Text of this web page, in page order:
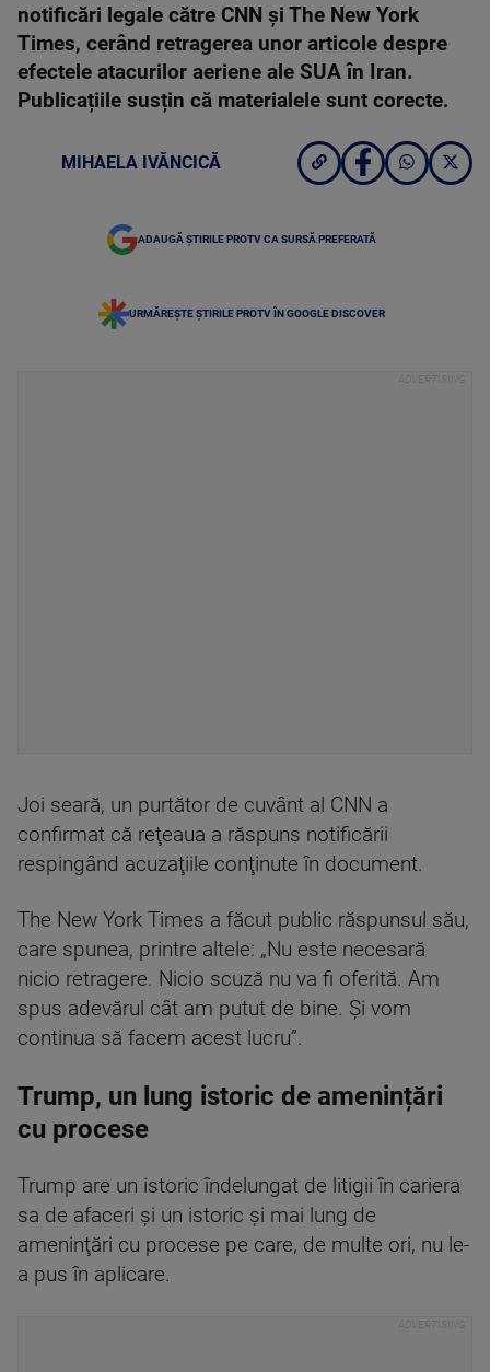
notificări legale către CNN și The New York
Times, cerând retragerea unor articole despre
efectele atacurilor aeriene ale SUA în Iran.
Publicațiile susțin că materialele sunt corecte.
MIHAELA IVĂNCICĂ
ADAUGĂ ȘTIRILE PROTV CA SURSĂ PREFERATĂ
URMĂREȘTE ȘTIRILE PROTV ÎN GOOGLE DISCOVER
Joi seară, un purtător de cuvânt al CNN a
confirmat că reţeaua a răspuns notificării
respingând acuzaţiile conţinute în document.
The New York Times a făcut public răspunsul său,
care spunea, printre altele: „Nu este necesară
nicio retragere. Nicio scuză nu va fi oferită. Am
spus adevărul cât am putut de bine. Şi vom
continua să facem acest lucru”.
Trump, un lung istoric de amenințări
cu procese
Trump are un istoric îndelungat de litigii în cariera
sa de afaceri şi un istoric şi mai lung de
ameninţări cu procese pe care, de multe ori, nu le-
a pus în aplicare.